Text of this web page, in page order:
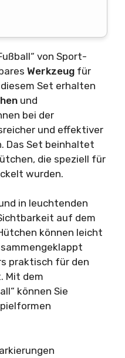
von Sport-
Werkzeug für
Set erhalten
und
bei der
und effektiver
Das Set beinhaltet
die speziell für
wurden.
in leuchtenden
auf dem
können leicht
praktisch für den
Mit dem
können Sie